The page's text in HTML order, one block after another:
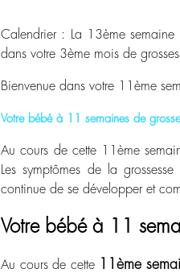
Calendrier : La 13ème semaine
dans votre 3ème mois de
Bienvenue dans votre 11ème
Votre bébé à 11 semaines de
Au cours de cette 11ème
Les symptômes de la
continue de se développer et
Votre bébé à 11
Au cours de cette 11ème